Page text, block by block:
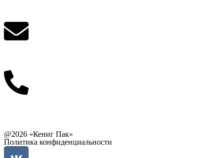
@2026 «Кениг Пак»
Политика конфиденциальности